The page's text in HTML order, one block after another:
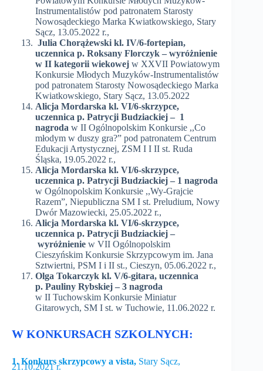
Instrumentalistów pod patronatem Starosty
Nowosądeckiego Marka Kwiatkowskiego, Stary
Sącz, 13.05.2022 r.,
Julia Chorążewski kl. IV/6-fortepian,
uczennica p. Roksany Florczyk – wyróżnienie
w II kategorii wiekowej w XXVII Powiatowym
Konkursie Młodych Muzyków-Instrumentalistów
pod patronatem Starosty Nowosądeckiego Marka
Kwiatkowskiego, Stary Sącz, 13.05.2022
Alicja Mordarska kl. VI/6-skrzypce,
uczennica p. Patrycji Budziackiej – 1
nagroda w II Ogólnopolskim Konkursie ,,Co
młodym w duszy gra?” pod patronatem Centrum
Edukacji Artystycznej, ZSM I I II st. Ruda
Śląska, 19.05.2022 r.,
Alicja Mordarska kl. VI/6-skrzypce,
uczennica p. Patrycji Budziackiej – 1 nagroda
w Ogólnopolskim Konkursie ,,Wy-Grajcie
Razem”, Niepubliczna SM I st. Preludium, Nowy
Dwór Mazowiecki, 25.05.2022 r.,
Alicja Mordarska kl. VI/6-skrzypce,
uczennica p. Patrycji Budziackiej –
wyróżnienie w VII Ogólnopolskim
Cieszyńskim Konkursie Skrzypcowym im. Jana
Sztwiertni, PSM I i II st., Cieszyn, 05.06.2022 r.,
Olga Tokarczyk kl. V/6-gitara, uczennica
p. Pauliny Rybskiej – 3 nagroda
w II Tuchowskim Konkursie Miniatur
Gitarowych, SM I st. w Tuchowie, 11.06.2022 r.
W KONKURSACH SZKOLNYCH:
1. Konkurs skrzypcowy a vista, Stary Sącz,
21.10.2021 r.